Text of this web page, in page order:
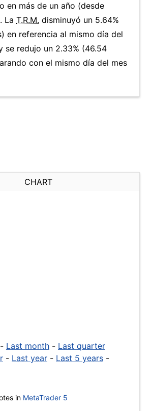
en más de un año (desde
La T.R.M. disminuyó un 5.64%
en referencia al mismo día del
se redujo un 2.33% (46.54
con el mismo día del mes
CHART
- Last month - Last quarter
- Last year - Last 5 years -
in MetaTrader 5